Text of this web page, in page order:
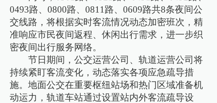
0493路、0800路、0811路、0609路共8条夜间公
交线路，将根据实时客流情况动态加密班次，精
准响应市民夜间返程、休闲出行需求，进一步织
密夜间出行服务网络。
节日期间，公交运营公司、轨道运营公司将
持续紧盯客流变化，动态落实各项应急疏导措
施。地面公交在重要枢纽站场和热门区域准备机
动运力，轨道车站通过设置站内外客流疏导设